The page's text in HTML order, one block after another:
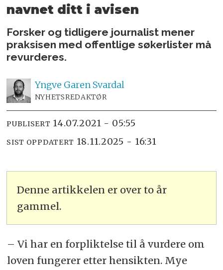
navnet ditt i avisen
Forsker og tidligere journalist mener
praksisen med offentlige søkerlister må
revurderes.
Yngve Garen Svardal
NYHETSREDAKTØR
PUBLISERT 14.07.2021 - 05:55
SIST OPPDATERT 18.11.2025 - 16:31
Denne artikkelen er over to år
gammel.
– Vi har en forpliktelse til å vurdere om
loven fungerer etter hensikten. Mye